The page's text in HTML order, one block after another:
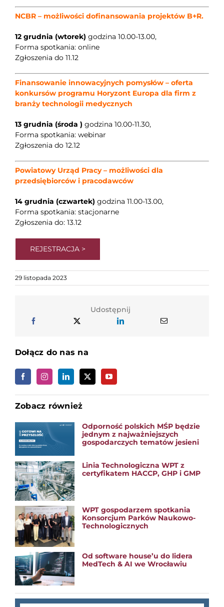
NCBR – możliwości dofinansowania projektów B+R.
12 grudnia (wtorek) godzina 10.00-13.00,
Forma spotkania: online
Zgłoszenia do 11.12
Finansowanie innowacyjnych pomysłów – oferta
konkursów programu Horyzont Europa dla firm z
branży technologii medycznych
13 grudnia (środa ) godzina 10.00-11.30,
Forma spotkania: webinar
Zgłoszenia do 12.12
Powiatowy Urząd Pracy – możliwości dla
przedsiębiorców i pracodawców
14 grudnia (czwartek) godzina 11.00-13.00,
Forma spotkania: stacjonarne
Zgłoszenia do: 13.12
REJESTRACJA >
29 listopada 2023
Udostępnij
Dołącz do nas na
Zobacz również
Odporność polskich MŚP będzie
jednym z najważniejszych
gospodarczych tematów jesieni
Linia Technologiczna WPT z
certyfikatem HACCP, GHP i GMP
WPT gospodarzem spotkania
Konsorcjum Parków Naukowo-
Technologicznych
Od software house’u do lidera
MedTech & AI we Wrocławiu